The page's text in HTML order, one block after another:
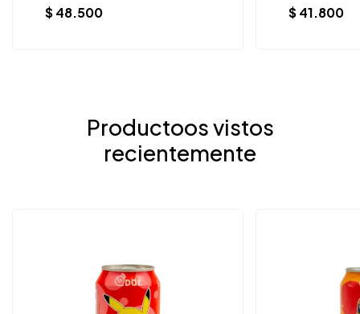
$48.500 $41.800
Productoos vistos
recientemente